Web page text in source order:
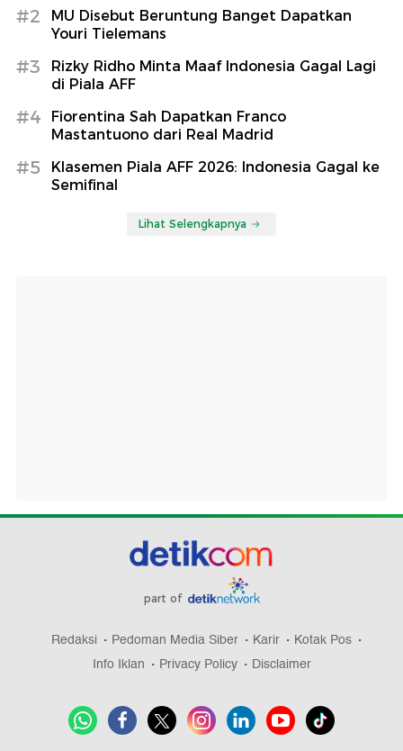
#2
MU Disebut Beruntung Banget Dapatkan
Youri Tielemans
#3
Rizky Ridho Minta Maaf Indonesia Gagal Lagi
di Piala AFF
#4
Fiorentina Sah Dapatkan Franco
Mastantuono dari Real Madrid
#5
Klasemen Piala AFF 2026: Indonesia Gagal ke
Semifinal
Lihat Selengkapnya
part of
Redaksi Pedoman Media Siber Karir
Kotak Pos
Info Iklan
Privacy Policy Disclaimer